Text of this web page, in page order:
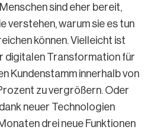
sind eher bereit,
verstehen, warum sie es tun
können. Vielleicht ist
digitalen Transformation für
Kundenstamm innerhalb von
zu vergrößern. Oder
neuer Technologien
drei neue Funktionen